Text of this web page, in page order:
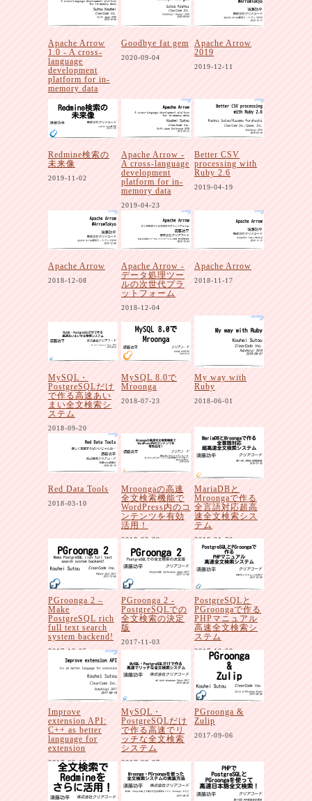
Apache Arrow
1.0 - A cross-
language
development
platform for in-
memory data
2020-10-30
Goodbye fat gem
2020-09-04
Apache Arrow
2019
2019-12-11
Redmine検索の
未来像
2019-11-02
Apache Arrow -
A cross-language
development
platform for in-
memory data
2019-04-23
Better CSV
processing with
Ruby 2.6
2019-04-19
Apache Arrow
2018-12-08
Apache Arrow -
データ処理ツー
ルの次世代プラ
ットフォーム
2018-12-04
Apache Arrow
2018-11-17
MySQL・
PostgreSQLだけ
で作る高速あい
まい全文検索シ
ステム
2018-09-20
MySQL 8.0で
Mroonga
2018-07-23
My way with
Ruby
2018-06-01
Red Data Tools
2018-03-10
Mroongaの高速
全文検索機能で
WordPress内のコ
ンテンツを有効
活用！
2018-02-09
MariaDBと
Mroongaで作る
全言語対応超高
速全文検索シス
テム
2018-01-30
PGroonga 2 –
Make
PostgreSQL rich
full text search
system backend!
2017-12-05
PGroonga 2 -
PostgreSQLでの
全文検索の決定
版
2017-11-03
PostgreSQLと
PGroongaで作る
PHPマニュアル
高速全文検索シ
ステム
2017-10-08
Improve
extension API:
C++ as better
language for
extension
2017-09-19
MySQL・
PostgreSQLだけ
で作る高速でリ
ッチな全文検索
システム
2017-09-07
PGroonga &
Zulip
2017-09-06